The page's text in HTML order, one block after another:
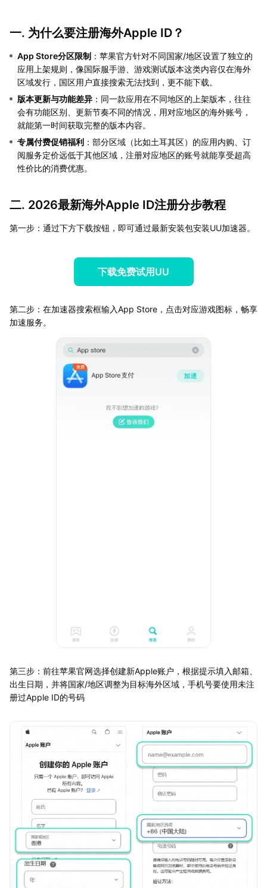
一. 为什么要注册海外Apple ID？
App Store分区限制 ：苹果官方针对不同国家/地区设置了独立的
应用上架规则，像国际服手游、游戏测试版本这类内容仅在海外
区域发行，国区用户直接搜索无法找到，更不能下载。
版本更新与功能差异 ：同一款应用在不同地区的上架版本，往往
会有功能区别、更新节奏不同的情况，用对应地区的海外账号，
就能第一时间获取完整的版本内容。
专属付费促销福利 ：部分区域（比如土耳其区）的应用内购、订
阅服务定价远低于其他区域，注册对应地区的账号就能享受超高
性价比的消费优惠。
二. 2026最新海外Apple ID注册分步教程
第一步：通过下方下载按钮，即可通过最新安装包安装UU加速器。
下载免费试用UU
第二步：在加速器搜索框输入App Store，点击对应游戏图标，畅享
加速服务。
第三步：前往苹果官网选择创建新Apple账户，根据提示填入邮箱、
出生日期，并将国家/地区调整为目标海外区域，手机号要使用未注
册过Apple ID的号码